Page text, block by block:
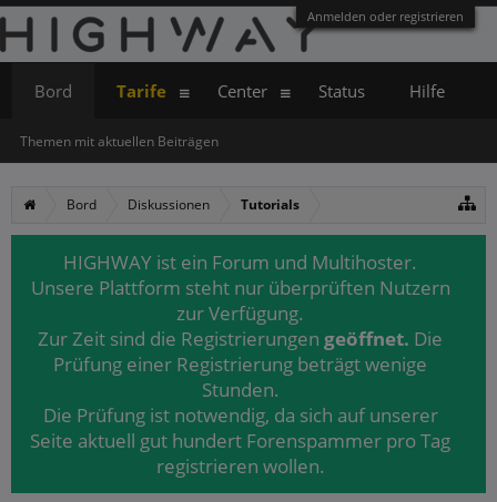
Anmelden oder registrieren
Bord Diskussionen Tutorials
HIGHWAY ist ein Forum und Multihoster.
Unsere Plattform steht nur überprüften Nutzern
zur Verfügung.
Zur Zeit sind die Registrierungen geöffnet. Die
Prüfung einer Registrierung beträgt wenige
Stunden.
Die Prüfung ist notwendig, da sich auf unserer
Seite aktuell gut hundert Forenspammer pro Tag
registrieren wollen.
Bord
Themen mit aktuellen Beiträgen
Tarife Center Status Hilfe